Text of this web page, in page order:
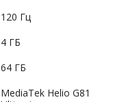
120 Гц
4 ГБ
64 ГБ
MediaTek Helio G81